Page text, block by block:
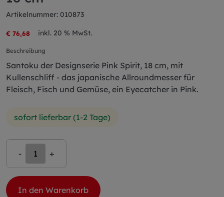
Artikelnummer: 010873
€ 76,68 inkl. 20 % MwSt.
Beschreibung
Santoku der Designserie Pink Spirit, 18 cm, mit
Kullenschliff - das japanische Allroundmesser für
Fleisch, Fisch und Gemüse, ein Eyecatcher in Pink.
sofort lieferbar (1-2 Tage)
- +
In den Warenkorb